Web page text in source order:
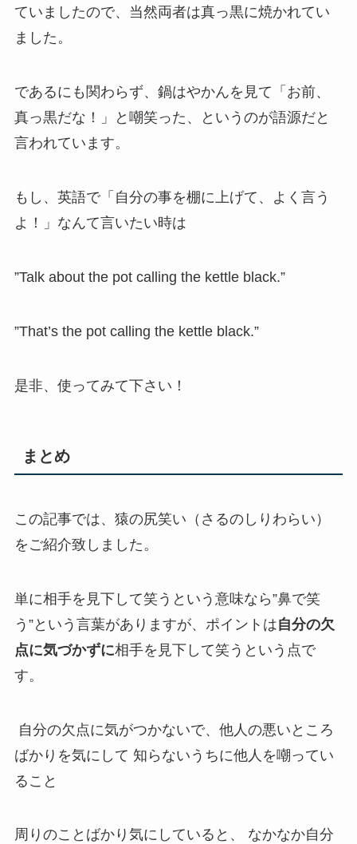
ていましたので、当然両者は真っ黒に焼かれてい
ました。
であるにも関わらず、鍋はやかんを見て「お前、
真っ黒だな！」と嘲笑った、というのが語源だと
言われています。
もし、英語で「自分の事を棚に上げて、よく言う
よ！」なんて言いたい時は
”Talk about the pot calling the kettle black.”
”That’s the pot calling the kettle black.”
是非、使ってみて下さい！
まとめ
この記事では、猿の尻笑い（さるのしりわらい）
をご紹介致しました。
単に相手を見下して笑うという意味なら”鼻で笑
う”という言葉がありますが、ポイントは自分の欠
点に気づかずに相手を見下して笑うという点で
す。
自分の欠点に気がつかないで、他人の悪いところ
ばかりを気にして 知らないうちに他人を嘲ってい
ること
周りのことばかり気にしていると、 なかなか自分